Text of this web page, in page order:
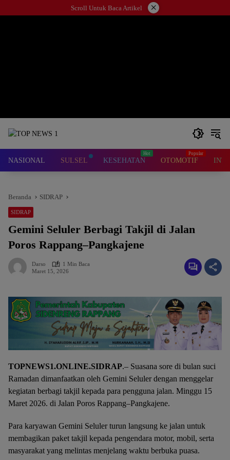
ke
Scroll Untuk Baca Artikel ×
NASIONAL SULSEL KESEHATAN OTOMOTIF
Beranda SIDRAP
SIDRAP
Gemini Seluler Berbagi Takjil di Jalan
Poros Rappang–Pangkajene
Darso
1 Min Baca
Maret 15, 2026
TOPNEWS1.ONLINE.SIDRAP.– Suasana sore di bulan suci
Ramadan dimanfaatkan oleh Gemini Seluler dengan menggelar
kegiatan berbagi takjil kepada para pengguna jalan. Minggu 15
Maret 2026. di Jalan Poros Rappang–Pangkajene.
Para karyawan Gemini Seluler turun langsung ke jalan untuk
membagikan paket takjil kepada pengendara motor, mobil, serta
masyarakat yang melintas menjelang waktu berbuka puasa.